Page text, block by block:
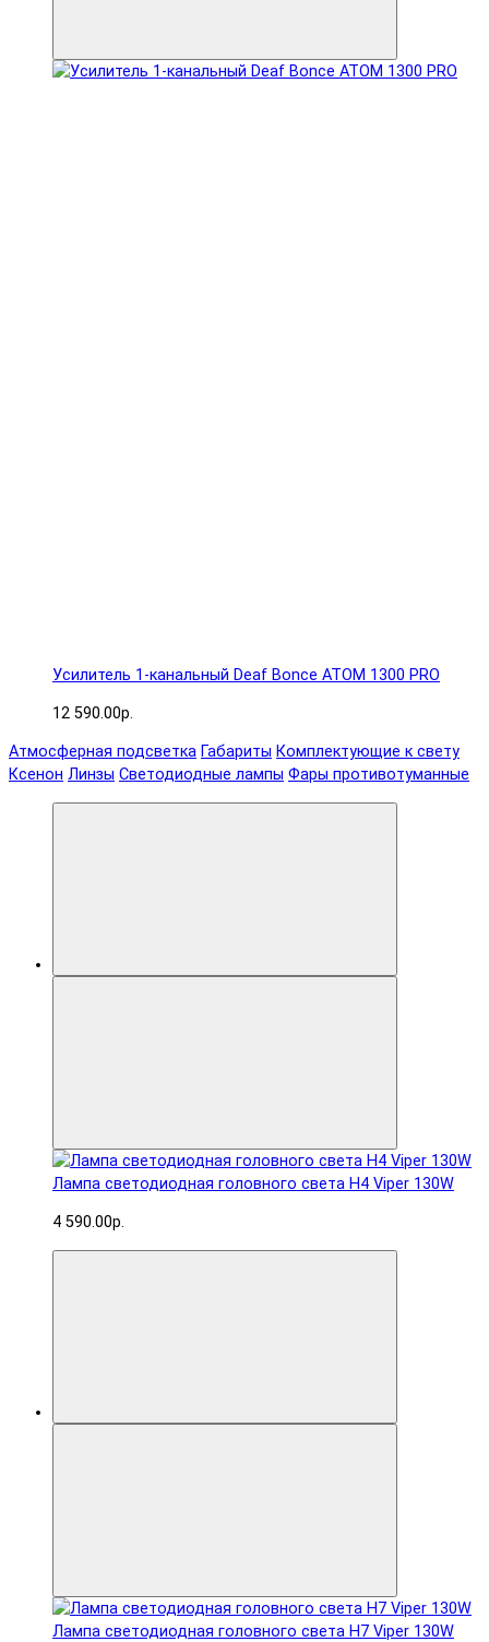
Усилитель 1-канальный Deaf Bonce ATOM 1300 PRO
12 590.00р.
Атмосферная подсветка Габариты Комплектующие к свету
Ксенон Линзы Светодиодные лампы Фары противотуманные
Лампа светодиодная головного света H4 Viper 130W
4 590.00р.
Лампа светодиодная головного света H7 Viper 130W